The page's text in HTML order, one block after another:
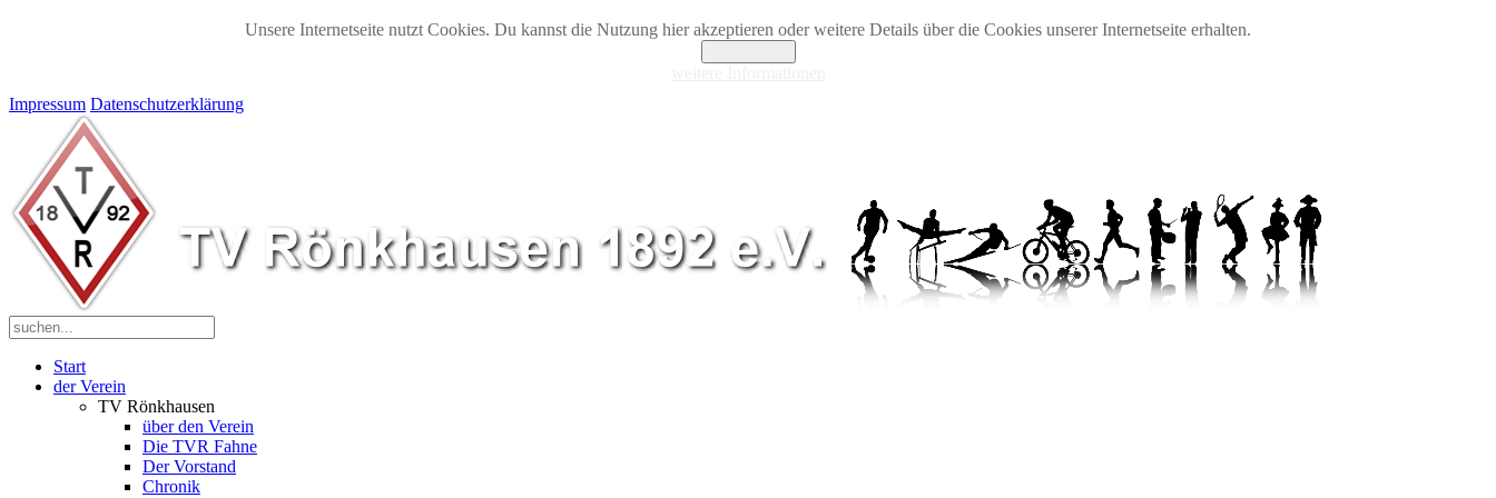
Unsere Internetseite nutzt Cookies. Du kannst die Nutzung hier akzeptieren oder weitere Details über die Cookies unserer Internetseite erhalten.
Impressum Datenschutzerklärung
Start
der Verein
TV Rönkhausen
über den Verein
Die TVR Fahne
Der Vorstand
Chronik